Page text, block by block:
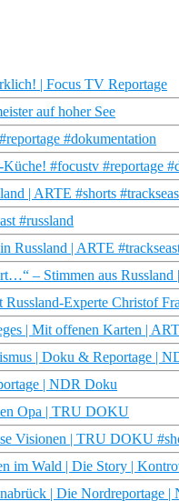
| Focus TV Reportage
auf hoher See
#dokumentation
#focustv #reportage
| ARTE #shorts
#russland
Russland | ARTE
– Stimmen aus Russland
Experte Christof
| Mit offenen Karten |
| Doku & Reportage |
| NDR Doku
Opa | TRU DOKU
Visionen | TRU DOKU
im Wald | Die Story |
| Die Nordreportage